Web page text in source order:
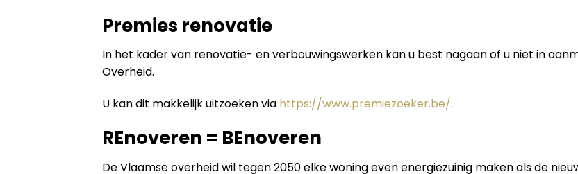
Premies renovatie
In het kader van renovatie- en verbouwingswerken kan u best nagaan of u niet in
Overheid.
U kan dit makkelijk uitzoeken via https://www.premiezoeker.be/.
REnoveren = BEnoveren
De Vlaamse overheid wil tegen 2050 elke woning even energiezuinig maken als de